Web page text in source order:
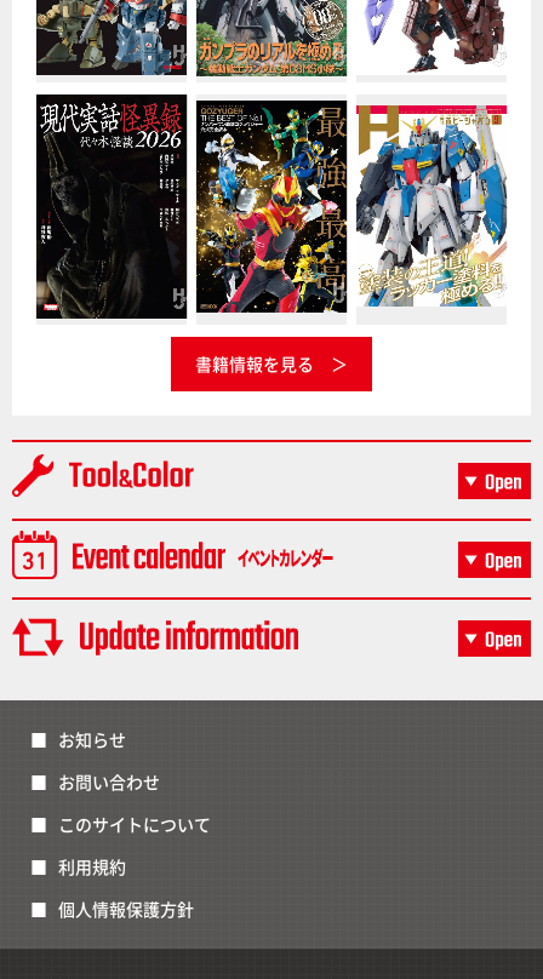
書籍情報を見る
お知らせ
お問い合わせ
このサイトについて
利用規約
個人情報保護方針